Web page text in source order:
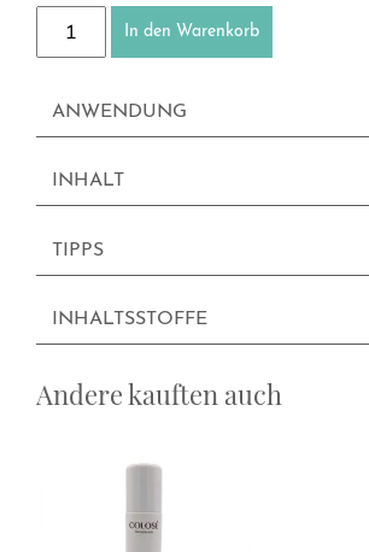
Roll-on Fraicheur Intense Menge
In den Warenkorb
ANWENDUNG
INHALT
TIPPS
INHALTSSTOFFE
Andere kauften auch